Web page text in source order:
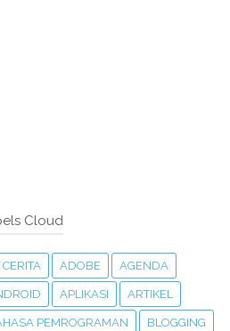
Cloud
CERITA ADOBE AGENDA
APLIKASI ARTIKEL
PEMROGRAMAN BLOGGING